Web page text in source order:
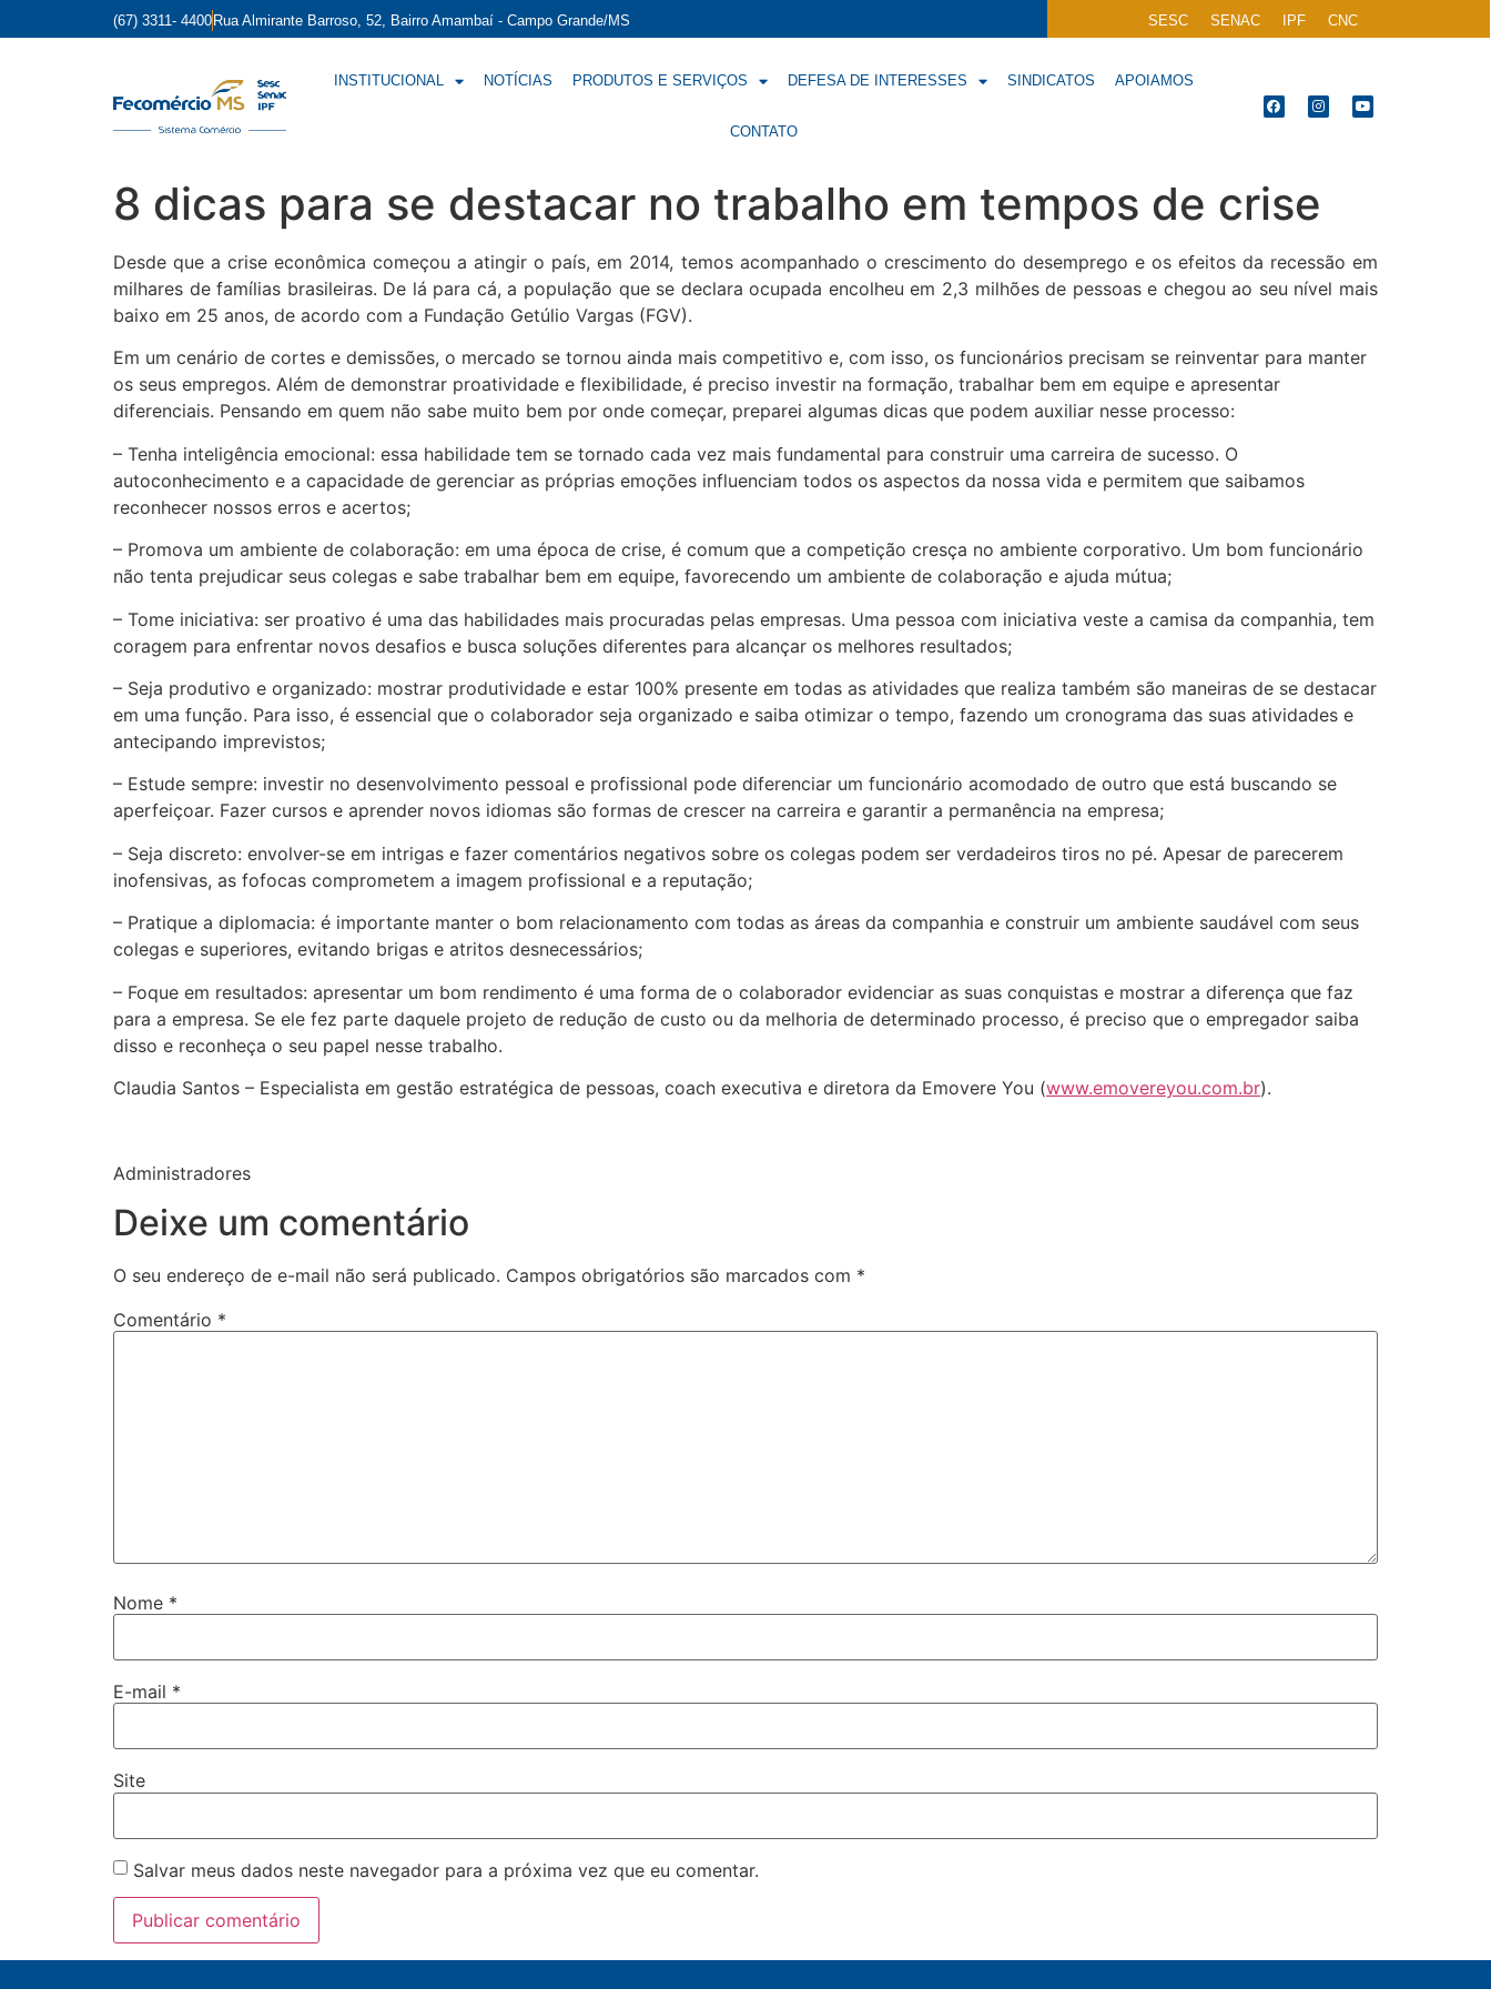
(67) 3311- 4400 Rua Almirante Barroso, 52, Bairro Amambaí - Campo Grande/MS SESC SENAC IPF CNC
INSTITUCIONAL NOTÍCIAS PRODUTOS E SERVIÇOS DEFESA DE INTERESSES SINDICATOS APOIAMOS
CONTATO
8 dicas para se destacar no trabalho em tempos de crise
Desde que a crise econômica começou a atingir o país, em 2014, temos acompanhado o crescimento do desemprego e os efeitos da recessão em
milhares de famílias brasileiras. De lá para cá, a população que se declara ocupada encolheu em 2,3 milhões de pessoas e chegou ao seu nível mais
baixo em 25 anos, de acordo com a Fundação Getúlio Vargas (FGV).
Em um cenário de cortes e demissões, o mercado se tornou ainda mais competitivo e, com isso, os funcionários precisam se reinventar para manter
os seus empregos. Além de demonstrar proatividade e flexibilidade, é preciso investir na formação, trabalhar bem em equipe e apresentar
diferenciais. Pensando em quem não sabe muito bem por onde começar, preparei algumas dicas que podem auxiliar nesse processo:
– Tenha inteligência emocional: essa habilidade tem se tornado cada vez mais fundamental para construir uma carreira de sucesso. O
autoconhecimento e a capacidade de gerenciar as próprias emoções influenciam todos os aspectos da nossa vida e permitem que saibamos
reconhecer nossos erros e acertos;
– Promova um ambiente de colaboração: em uma época de crise, é comum que a competição cresça no ambiente corporativo. Um bom funcionário
não tenta prejudicar seus colegas e sabe trabalhar bem em equipe, favorecendo um ambiente de colaboração e ajuda mútua;
– Tome iniciativa: ser proativo é uma das habilidades mais procuradas pelas empresas. Uma pessoa com iniciativa veste a camisa da companhia, tem
coragem para enfrentar novos desafios e busca soluções diferentes para alcançar os melhores resultados;
– Seja produtivo e organizado: mostrar produtividade e estar 100% presente em todas as atividades que realiza também são maneiras de se destacar
em uma função. Para isso, é essencial que o colaborador seja organizado e saiba otimizar o tempo, fazendo um cronograma das suas atividades e
antecipando imprevistos;
– Estude sempre: investir no desenvolvimento pessoal e profissional pode diferenciar um funcionário acomodado de outro que está buscando se
aperfeiçoar. Fazer cursos e aprender novos idiomas são formas de crescer na carreira e garantir a permanência na empresa;
– Seja discreto: envolver-se em intrigas e fazer comentários negativos sobre os colegas podem ser verdadeiros tiros no pé. Apesar de parecerem
inofensivas, as fofocas comprometem a imagem profissional e a reputação;
– Pratique a diplomacia: é importante manter o bom relacionamento com todas as áreas da companhia e construir um ambiente saudável com seus
colegas e superiores, evitando brigas e atritos desnecessários;
– Foque em resultados: apresentar um bom rendimento é uma forma de o colaborador evidenciar as suas conquistas e mostrar a diferença que faz
para a empresa. Se ele fez parte daquele projeto de redução de custo ou da melhoria de determinado processo, é preciso que o empregador saiba
disso e reconheça o seu papel nesse trabalho.
Claudia Santos – Especialista em gestão estratégica de pessoas, coach executiva e diretora da Emovere You (www.emovereyou.com.br).
Administradores
Deixe um comentário
O seu endereço de e-mail não será publicado. Campos obrigatórios são marcados com *
Comentário *
Nome *
E-mail *
Site
Salvar meus dados neste navegador para a próxima vez que eu comentar.